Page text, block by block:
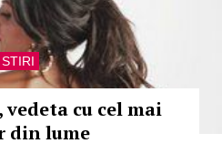
STIRI
cu cel mai
din lume